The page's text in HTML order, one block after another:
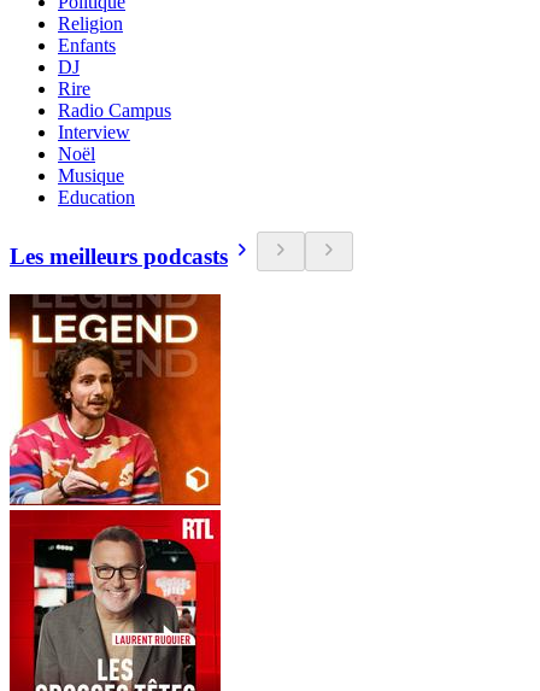
Religion
Enfants
DJ
Rire
Radio Campus
Interview
Noël
Musique
Education
Les meilleurs podcasts